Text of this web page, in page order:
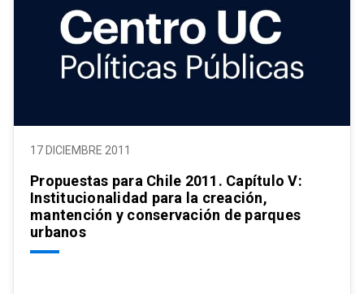
17 DICIEMBRE 2011
Propuestas para Chile 2011. Capítulo V:
Institucionalidad para la creación,
mantención y conservación de parques
urbanos